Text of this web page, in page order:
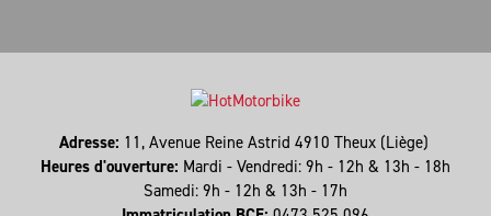
Adresse: 11, Avenue Reine Astrid 4910 Theux (Liège)
Heures d'ouverture: Mardi - Vendredi: 9h - 12h & 13h - 18h
Samedi: 9h - 12h & 13h - 17h